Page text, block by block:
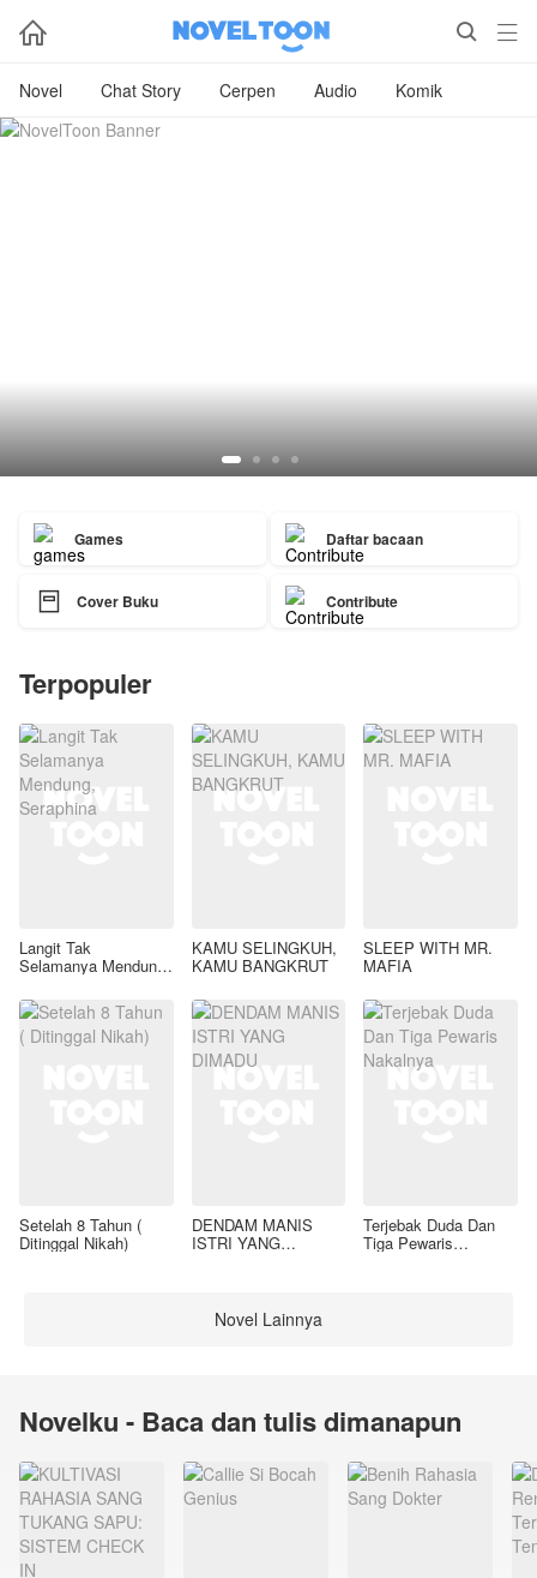
  
Novel Chat Story Cerpen Audio Komik
Games Daftar bacaan
 Cover Buku Contribute
Terpopuler
Langit Tak
Selamanya Mendung,
KAMU SELINGKUH,
KAMU BANGKRUT
SLEEP WITH MR.
MAFIA
Setelah 8 Tahun (
Ditinggal Nikah)
DENDAM MANIS
ISTRI YANG
Terjebak Duda Dan
Tiga Pewaris
Novel Lainnya
Novelku - Baca dan tulis dimanapun